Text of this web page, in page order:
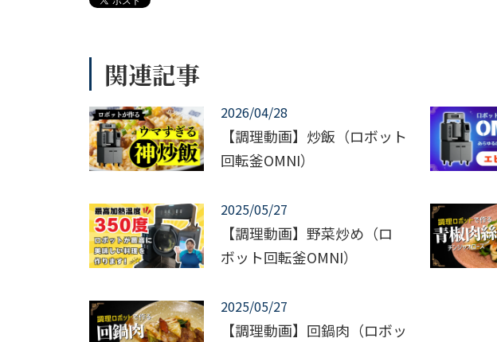
関連記事
2026/04/28
【調理動画】炒飯（ロボット
回転釜OMNI）
2025/05/27
【調理動画】野菜炒め（ロ
ボット回転釜OMNI）
2025/05/27
【調理動画】回鍋肉（ロボッ